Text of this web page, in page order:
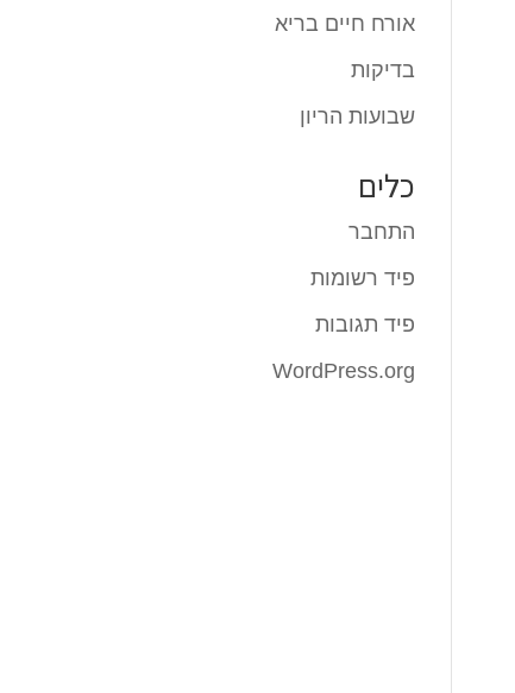
אורח חיים בריא
בדיקות
שבועות הריון
כלים
התחבר
פיד רשומות
פיד תגובות
WordPress.org